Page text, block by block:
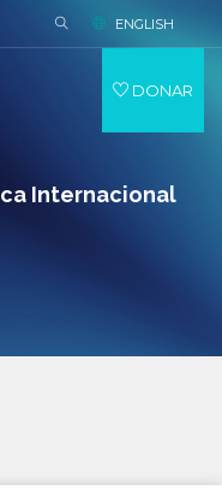
Internacional
ENGLISH
DONAR